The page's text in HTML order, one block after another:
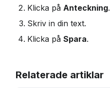
Klicka på Anteckning.
Skriv in din text.
Klicka på Spara.
Relaterade artiklar